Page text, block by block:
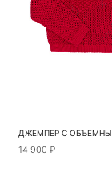
14 900 ₽